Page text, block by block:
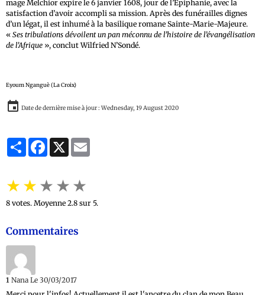
mage Melchior expire le 6 janvier 1608, jour de l’Épiphanie, avec la
satisfaction d’avoir accompli sa mission. Après des funérailles dignes
d’un légat, il est inhumé à la basilique romane Sainte-Marie-Majeure.
« Ses tribulations dévoilent un pan méconnu de l’histoire de l’évangélisation
de l’Afrique », conclut Wilfried N’Sondé.
Eyoum Nganguè (La Croix)
Date de dernière mise à jour : Wednesday, 19 August 2020
PartagerFacebook
X
★★★★★
8 votes. Moyenne 2.8 sur 5.
Commentaires
1 Nana Le 30/03/2017